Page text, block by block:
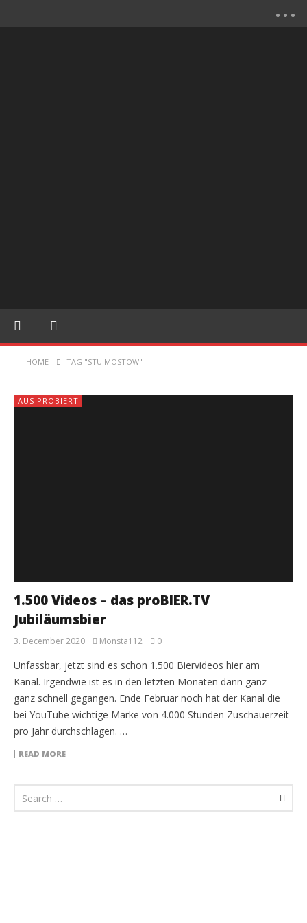
HOME TAG "STU MOSTOW"
AUS PROBIERT
1.500 Videos – das proBIER.TV
Jubiläumsbier
3. December 2020 Monsta112 0
Unfassbar, jetzt sind es schon 1.500 Biervideos hier am
Kanal. Irgendwie ist es in den letzten Monaten dann ganz
ganz schnell gegangen. Ende Februar noch hat der Kanal die
bei YouTube wichtige Marke von 4.000 Stunden Zuschauerzeit
pro Jahr durchschlagen. …
READ MORE